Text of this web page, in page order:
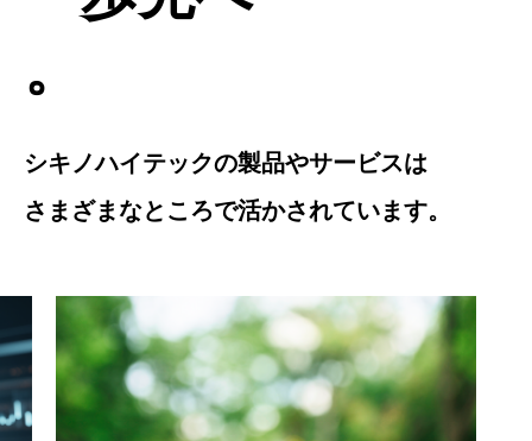
。
シキノハイテックの製品やサービスは
さまざまなところで活かされています。
。
シキノハイテックの製品やサービスは
さまざまなところで活かされています。